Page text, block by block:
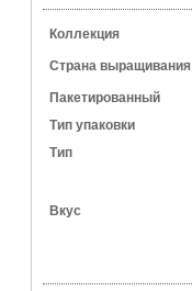
Коллекция
Страна выращивания
Пакетированный
Тип упаковки
Тип
Вкус